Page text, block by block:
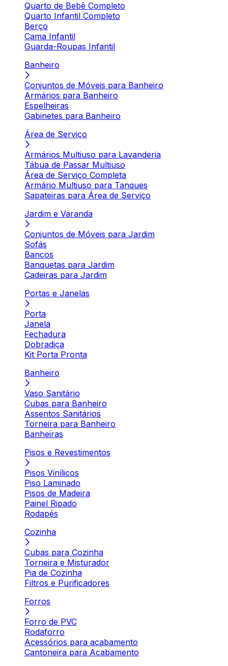
Quarto de Bebê Completo
Quarto Infantil Completo
Berço
Cama Infantil
Guarda-Roupas Infantil
Banheiro
Conjuntos de Móveis para Banheiro
Armários para Banheiro
Espelheiras
Gabinetes para Banheiro
Área de Serviço
Armários Multiuso para Lavanderia
Tábua de Passar Multiuso
Área de Serviço Completa
Armário Multiuso para Tanques
Sapateiras para Área de Serviço
Jardim e Varanda
Conjuntos de Móveis para Jardim
Sofás
Bancos
Banquetas para Jardim
Cadeiras para Jardim
Portas e Janelas
Porta
Janela
Fechadura
Dobradiça
Kit Porta Pronta
Banheiro
Vaso Sanitário
Cubas para Banheiro
Assentos Sanitários
Torneira para Banheiro
Banheiras
Pisos e Revestimentos
Pisos Vinílicos
Piso Laminado
Pisos de Madeira
Painel Ripado
Rodapés
Cozinha
Cubas para Cozinha
Torneira e Misturador
Pia de Cozinha
Filtros e Purificadores
Forros
Forro de PVC
Rodaforro
Acessórios para acabamento
Cantoneira para Acabamento